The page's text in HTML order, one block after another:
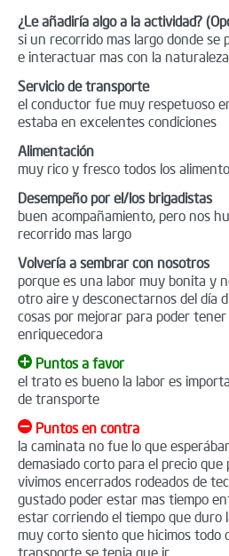
¿Le añadiría algo a la actividad?
si un recorrido mas largo donde se
e interactuar mas con la naturaleza
Servicio de transporte
el conductor fue muy respetuoso
estaba en excelentes condiciones
Alimentación
muy rico y fresco todos los
Desempeño por el/los brigadistas
buen acompañamiento, pero nos
recorrido mas largo
Volvería a sembrar con nosotros
porque es una labor muy bonita y
otro aire y desconectarnos del día
cosas por mejorar para poder
enriquecedora
Puntos a favor
el trato es bueno la labor es
de transporte
Puntos en contra
la caminata no fue lo que
demasiado corto para el precio que
vivimos encerrados rodeados de
gustado poder estar mas tiempo
estar corriendo el tiempo que duro
muy corto siento que hicimos todo
transporte se tenia que ir